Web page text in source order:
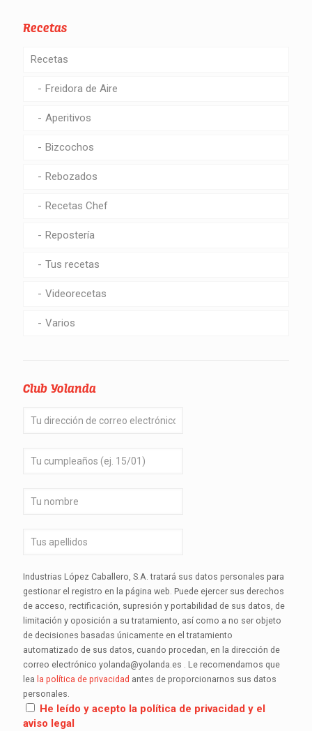
Recetas
Recetas
Freidora de Aire
Aperitivos
Bizcochos
Rebozados
Recetas Chef
Repostería
Tus recetas
Videorecetas
Varios
Club Yolanda
Industrias López Caballero, S.A. tratará sus datos personales para
gestionar el registro en la página web. Puede ejercer sus derechos
de acceso, rectificación, supresión y portabilidad de sus datos, de
limitación y oposición a su tratamiento, así como a no ser objeto
de decisiones basadas únicamente en el tratamiento
automatizado de sus datos, cuando procedan, en la dirección de
correo electrónico yolanda@yolanda.es . Le recomendamos que
lea la política de privacidad antes de proporcionarnos sus datos
personales.
He leído y acepto la política de privacidad y el
aviso legal